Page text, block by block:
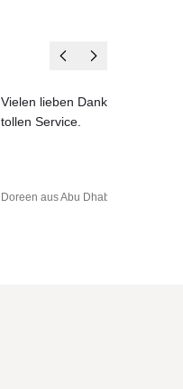
Vielen lieben Dank für das
tollen Service.
Doreen aus Abu Dhabi